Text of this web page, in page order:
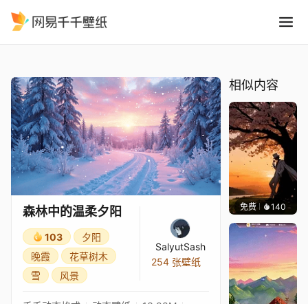
森林中的温柔夕阳
103
夕阳
晚霞
花草树木
雪
风景
SalyutSash
254 张壁纸
相似内容
免费 140渔小小